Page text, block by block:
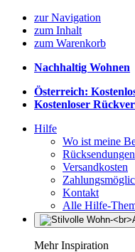
zur Navigation
zum Inhalt
zum Warenkorb
Nachhaltig Wohnen
Österreich:
Kostenloser
Hilfe
Wo ist meine
Rücksendungen
Versandkosten
Kontakt
Alle Hilfe-
Mehr Inspiration